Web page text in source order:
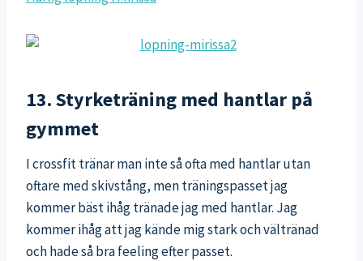
13. Styrketräning med hantlar på
gymmet
I crossfit tränar man inte så ofta med hantlar utan
oftare med skivstång, men träningspasset jag
kommer bäst ihåg tränade jag med hantlar. Jag
kommer ihåg att jag kände mig stark och vältränad
och hade så bra feeling efter passet.